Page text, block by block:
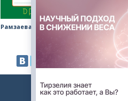
Рамзаева рабочая тетрадь
2023. Авторские решебники. -